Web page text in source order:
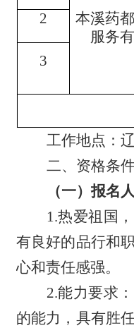
本溪药
服务
2
3
工作地点：
二、 资格条
（一）报名
1.热爱祖国
有良好的品行和
心和责任感强。
2.能力要求
的能力，具有胜